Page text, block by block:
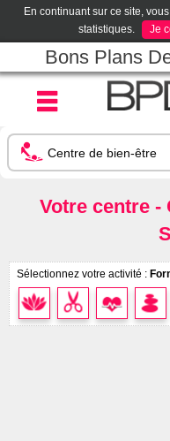
En continuant sur ce site,
statistiques.
Je
Bons Plans
Votre centre -
Sélectionnez votre activité :